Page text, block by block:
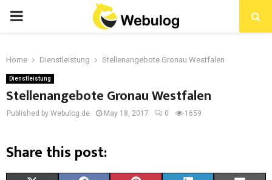
Home Dienstleistung Stellenangebote Gronau Westfalen
Dienstleistung
Stellenangebote Gronau Westfalen
Published by Webulog.de May 18, 2017 0 1659
Share this post: